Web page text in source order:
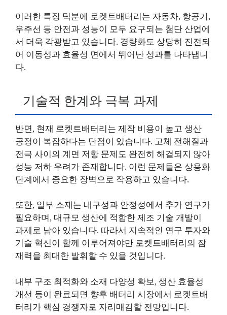
이러한 특징 덕분에 로켓트배터리는 자동차, 항공기,
우주선 등 안전과 성능이 모두 요구되는 첨단 산업에
서 더욱 각광받고 있습니다. 경량화도 상당히 진전되
어 이동성과 효율성 면에서 뛰어난 성과를 나타냅니
다.
기술적 한계와 극복 과제
반면, 현재 로켓트배터리는 제작 비용이 높고 생산
공정이 복잡하다는 단점이 있습니다. 고체 전해질과
전극 사이의 계면 저항 문제도 완전히 해결되지 않아
성능 저하 우려가 존재합니다. 이런 문제들은 상용화
단계에서 중요한 장벽으로 작용하고 있습니다.
또한, 일부 소재는 내구성과 안정성에서 추가 연구가
필요하며, 대규모 생산에 적합한 제조 기술 개발이
과제로 남아 있습니다. 따라서 지속적인 연구 투자와
기술 혁신이 함께 이루어져야만 로켓트배터리의 잠
재력을 최대한 발휘할 수 있을 것입니다.
내부 구조 최적화와 소재 다양성 확보, 생산 효율성
개선 등이 완료되면 향후 배터리 시장에서 로켓트배
터리가 핵심 경쟁자로 자리매김할 전망입니다.